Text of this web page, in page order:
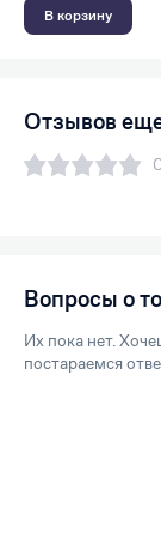
В корзину
Отзывов
Вопросы о
Их пока нет.
постараемся